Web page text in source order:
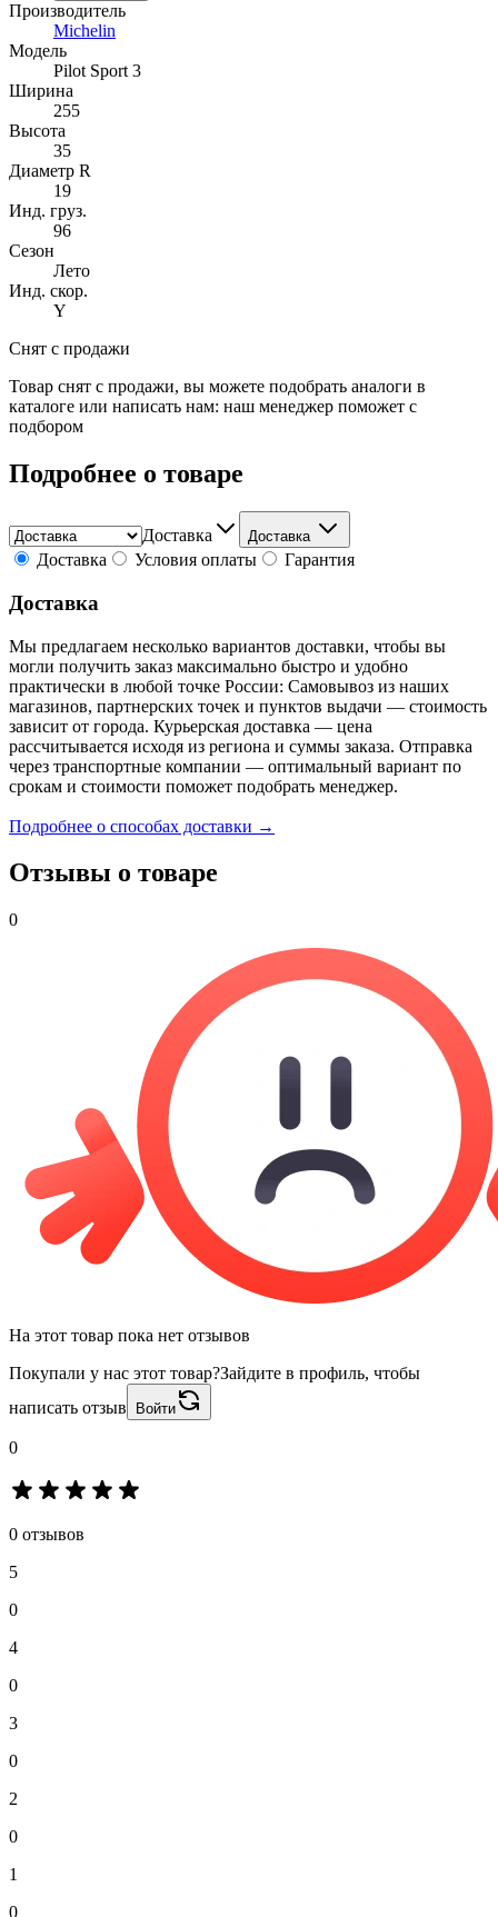
Производитель
Michelin
Модель
Pilot Sport 3
Ширина
255
Высота
35
Диаметр R
19
Инд. груз.
96
Сезон
Лето
Инд. скор.
Y
Снят с продажи
Товар снят с продажи, вы можете подобрать аналоги в
каталоге или написать нам: наш менеджер поможет с
подбором
Подробнее о товаре
Доставка Доставка
Доставка Условия оплаты Гарантия
Доставка
Мы предлагаем несколько вариантов доставки, чтобы вы
могли получить заказ максимально быстро и удобно
практически в любой точке России: Самовывоз из наших
магазинов, партнерских точек и пунктов выдачи — стоимость
зависит от города. Курьерская доставка — цена
рассчитывается исходя из региона и суммы заказа. Отправка
через транспортные компании — оптимальный вариант по
срокам и стоимости поможет подобрать менеджер.
Подробнее о способах доставки →
Отзывы о товаре
0
На этот товар пока нет отзывов
Покупали у нас этот товар?Зайдите в профиль, чтобы
написать отзыв
Войти
0
0 отзывов
5
0
4
0
3
0
2
0
1
0